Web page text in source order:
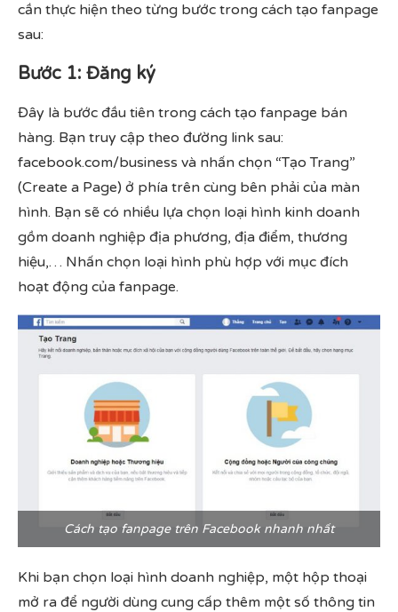
cần thực hiện theo từng bước trong cách tạo fanpage
sau:
Bước 1: Đăng ký
Đây là bước đầu tiên trong cách tạo fanpage bán
hàng. Bạn truy cập theo đường link sau:
facebook.com/business và nhấn chọn “Tạo Trang”
(Create a Page) ở phía trên cùng bên phải của màn
hình. Bạn sẽ có nhiều lựa chọn loại hình kinh doanh
gồm doanh nghiệp địa phương, địa điểm, thương
hiệu,… Nhấn chọn loại hình phù hợp với mục đích
hoạt động của fanpage.
Cách tạo fanpage trên Facebook nhanh nhất
Khi bạn chọn loại hình doanh nghiệp, một hộp thoại
mở ra để người dùng cung cấp thêm một số thông tin